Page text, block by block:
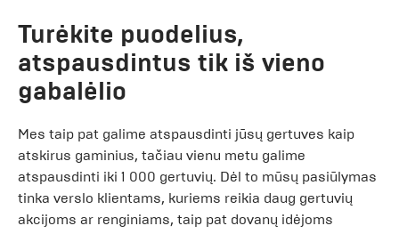
Turėkite puodelius,
atspausdintus tik iš vieno
gabalėlio
Mes taip pat galime atspausdinti jūsų gertuves kaip
atskirus gaminius, tačiau vienu metu galime
atspausdinti iki 1 000 gertuvių. Dėl to mūsų pasiūlymas
tinka verslo klientams, kuriems reikia daug gertuvių
akcijoms ar renginiams, taip pat dovanų idėjoms